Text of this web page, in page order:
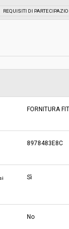
REQUISITI DI
FORNITURA
8978483E8C
Sì
No